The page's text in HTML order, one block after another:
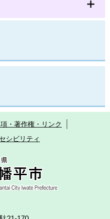
・著作権・リンク
シビリティ